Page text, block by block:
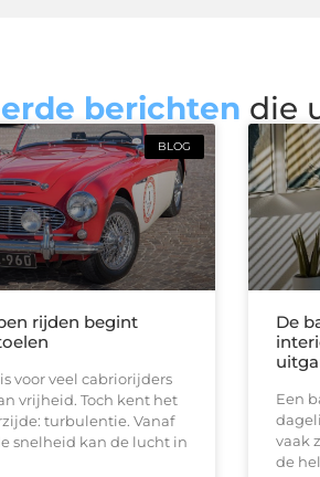
berichten die
BLOG
rijden begint
voor veel cabriorijders
vrijheid. Toch kent het
turbulentie. Vanaf
snelheid kan de lucht in
De
Een
vaak
de